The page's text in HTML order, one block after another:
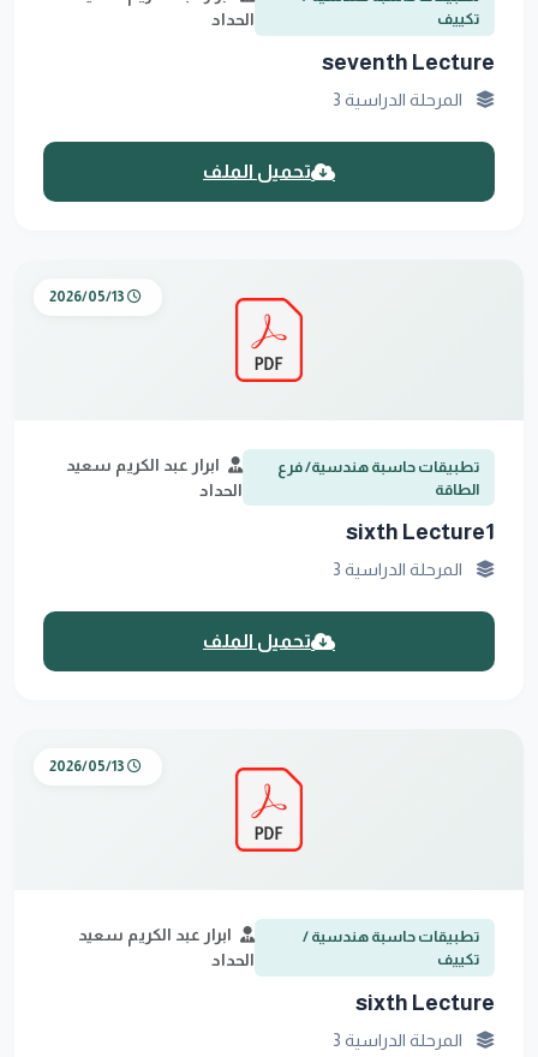
تكييف
الحداد
seventh Lecture
المرحلة الدراسية 3
تحميل الملف
تطبيقات حاسبة هندسية/ فرع
الطاقة
ابرار عبد الكريم سعيد
الحداد
sixth Lecture1
المرحلة الدراسية 3
تحميل الملف
تطبيقات حاسبة هندسية /
تكييف
ابرار عبد الكريم سعيد
الحداد
sixth Lecture
المرحلة الدراسية 3